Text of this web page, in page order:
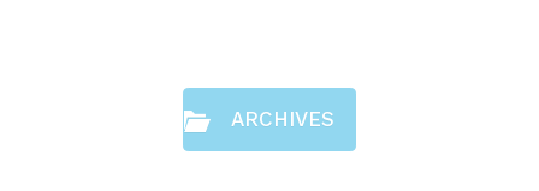
ARCHIVES